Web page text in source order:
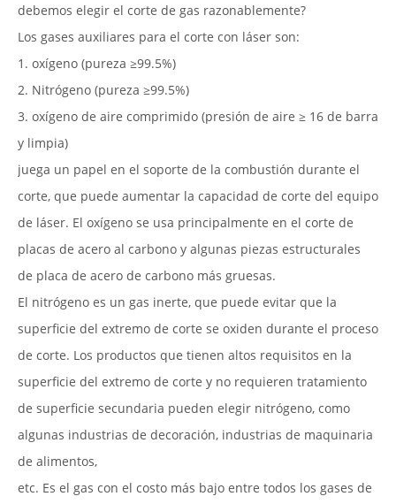
debemos elegir el corte de gas razonablemente?
Los gases auxiliares para el corte con láser son:
1. oxígeno (pureza ≥99.5%)
2. Nitrógeno (pureza ≥99.5%)
3. oxígeno de aire comprimido (presión de aire ≥ 16 de barra
y limpia)
juega un papel en el soporte de la combustión durante el
corte, que puede aumentar la capacidad de corte del equipo
de láser. El oxígeno se usa principalmente en el corte de
placas de acero al carbono y algunas piezas estructurales
de placa de acero de carbono más gruesas.
El nitrógeno es un gas inerte, que puede evitar que la
superficie del extremo de corte se oxiden durante el proceso
de corte. Los productos que tienen altos requisitos en la
superficie del extremo de corte y no requieren tratamiento
de superficie secundaria pueden elegir nitrógeno, como
algunas industrias de decoración, industrias de maquinaria
de alimentos,
etc. Es el gas con el costo más bajo entre todos los gases de